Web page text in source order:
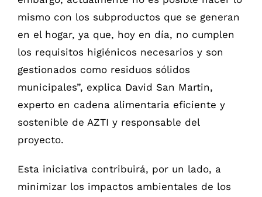
mismo con los subproductos que se generan
en el hogar, ya que, hoy en día, no cumplen
los requisitos higiénicos necesarios y son
gestionados como residuos sólidos
municipales”, explica David San Martin,
experto en cadena alimentaria eficiente y
sostenible de AZTI y responsable del
proyecto.
Esta iniciativa contribuirá, por un lado, a
minimizar los impactos ambientales de los